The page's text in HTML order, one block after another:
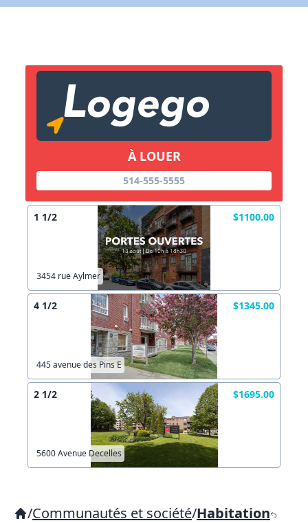
À LOUER
514-555-5555
1 1/2 $1100.00
3454 rue Aylmer
4 1/2 $1345.00
445 avenue des Pins E
2 1/2 $1695.00
5600 Avenue Decelles
/Communautés et société/Habitation
X Fermer
Lien vers inscription (sera inclus dans courriel)
Copier lien